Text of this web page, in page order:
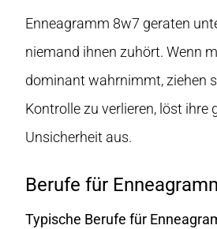
Enneagramm 8w7 geraten
niemand ihnen zuhört. Wenn
dominant wahrnimmt, ziehen
Kontrolle zu verlieren, löst ihre
Unsicherheit aus.
Berufe für
Typische Berufe für